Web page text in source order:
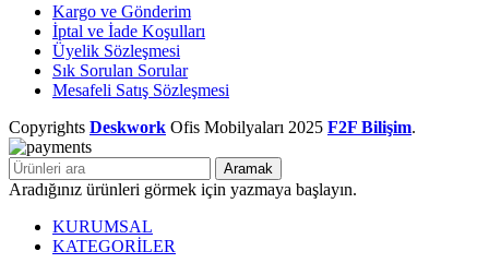
Kargo ve Gönderim
İptal ve İade Koşulları
Üyelik Sözleşmesi
Sık Sorulan Sorular
Mesafeli Satış Sözleşmesi
Copyrights Deskwork Ofis Mobilyaları 2025 F2F Bilişim.
Aramak
Aradığınız ürünleri görmek için yazmaya başlayın.
KURUMSAL
KATEGORİLER